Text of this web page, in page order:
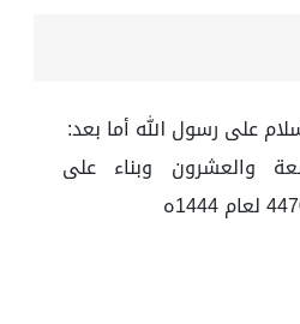
على رسول الله أما بعد:
والعشرون وبناء على